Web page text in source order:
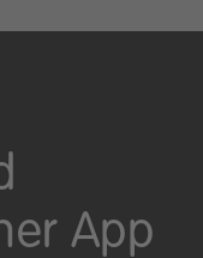
App